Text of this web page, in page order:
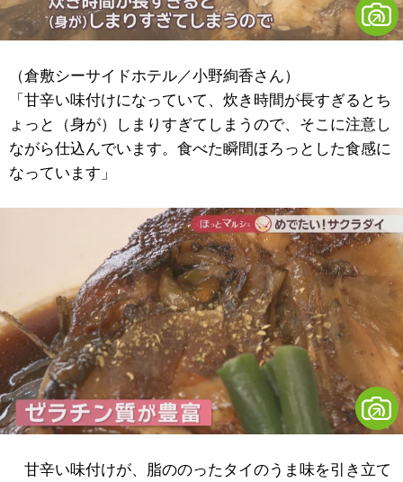
（倉敷シーサイドホテル／小野絢香さん）
「甘辛い味付けになっていて、炊き時間が長すぎるとち
ょっと（身が）しまりすぎてしまうので、そこに注意し
ながら仕込んでいます。食べた瞬間ほろっとした食感に
なっています」
甘辛い味付けが、脂ののったタイのうま味を引き立て